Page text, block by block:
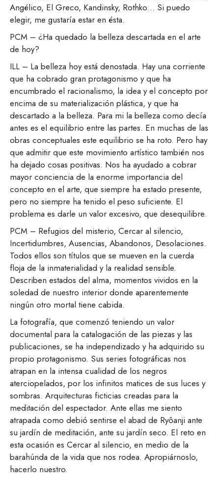
Angélico, El Greco, Kandinsky, Rothko… Si puedo
elegir, me gustaría estar en ésta.
PCM – ¿Ha quedado la belleza descartada en el arte
de hoy?
ILL – La belleza hoy está denostada. Hay una corriente
que ha cobrado gran protagonismo y que ha
encumbrado el racionalismo, la idea y el concepto por
encima de su materialización plástica, y que ha
descartado a la belleza. Para mi la belleza como decía
antes es el equilibrio entre las partes. En muchas de las
obras conceptuales este equilibrio se ha roto. Pero hay
que admitir que este movimiento artístico también nos
ha dejado cosas positivas. Nos ha ayudado a cobrar
mayor conciencia de la enorme importancia del
concepto en el arte, que siempre ha estado presente,
pero no siempre ha tenido el peso suficiente. El
problema es darle un valor excesivo, que desequilibre.
PCM – Refugios del misterio, Cercar al silencio,
Incertidumbres, Ausencias, Abandonos, Desolaciones.
Todos ellos son títulos que se mueven en la cuerda
floja de la inmaterialidad y la realidad sensible.
Describen estados del alma, momentos vividos en la
soledad de nuestro interior donde aparentemente
ningún otro mortal tiene cabida.
La fotografía, que comenzó teniendo un valor
documental para la catalogación de las piezas y las
publicaciones, se ha independizado y ha adquirido su
propio protagonismo. Sus series fotográficas nos
atrapan en la intensa cualidad de los negros
aterciopelados, por los infinitos matices de sus luces y
sombras. Arquitecturas ficticias creadas para la
meditación del espectador. Ante ellas me siento
atrapada como debió sentirse el abad de Ryôanji ante
su jardín de meditación, ante su jardín seco. El reto en
esta ocasión es Cercar al silencio, en medio de la
barahúnda de la vida que nos rodea. Apropiárnoslo,
hacerlo nuestro.